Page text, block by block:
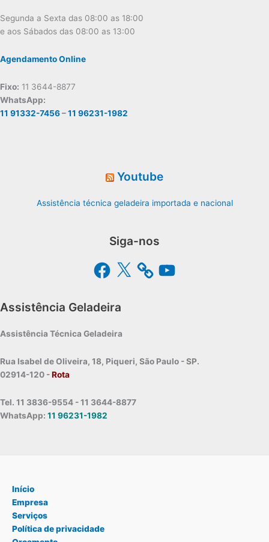
Segunda a Sexta das 08:00 as 18:00
e aos Sábados das 08:00 as 13:00
Agendamento Online
Fixo: 11 3644-8877
WhatsApp:
11 91332-7456–11 96231-1982
Youtube
Assistência técnica geladeira importada e nacional
Siga-nos
Facebook
X YouTube
Assistência Geladeira
Assistência Técnica Geladeira
Rua Isabel de Oliveira, 18, Piqueri, São Paulo - SP.
02914-120 -Rota
Tel. 11 3836-9554 - 11 3644-8877
WhatsApp: 11 96231-1982
Início
Empresa
Serviços
Política de privacidade